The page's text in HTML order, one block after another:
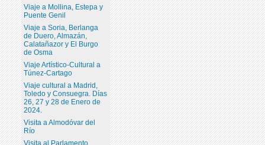
Viaje a Mollina, Estepa y
Puente Genil
Viaje a Soria, Berlanga
de Duero, Almazán,
Calatañazor y El Burgo
de Osma
Viaje Artístico-Cultural a
Túnez-Cartago
Viaje cultural a Madrid,
Toledo y Consuegra. Días
26, 27 y 28 de Enero de
2024.
Visita a Almodóvar del
Río
Visita al Parlamento